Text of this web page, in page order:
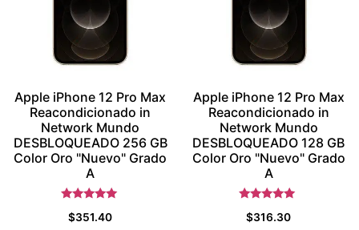
Apple iPhone 12 Pro Max
Reacondicionado in
Network Mundo
DESBLOQUEADO 256 GB
Color Oro "Nuevo" Grado
A
Valorado con
5.5
$351.40
Apple iPhone 12 Pro Max
Reacondicionado in
Network Mundo
DESBLOQUEADO 128 GB
Color Oro "Nuevo" Grado
A
Valorado con
5.5
$316.30